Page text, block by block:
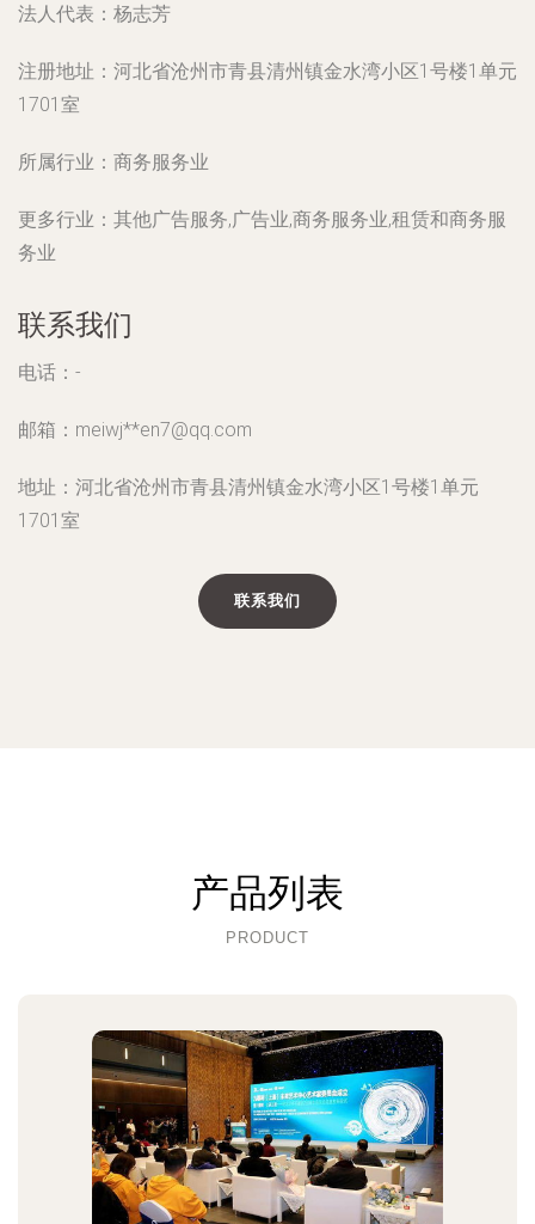
法人代表： 杨志芳
注册地址： 河北省沧州市青县清州镇金水湾小区1号楼1单元
1701室
所属行业： 商务服务业
更多行业： 其他广告服务,广告业,商务服务业,租赁和商务服
务业
联系我们
电话：-
邮箱：meiwj**en7@qq.com
地址：河北省沧州市青县清州镇金水湾小区1号楼1单元
1701室
联系我们
产品列表
PRODUCT